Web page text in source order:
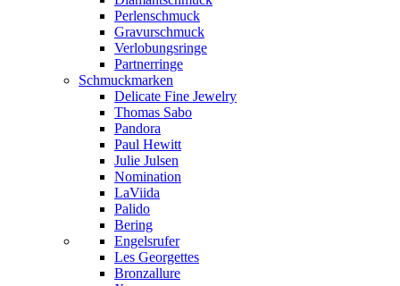
Perlenschmuck
Gravurschmuck
Verlobungsringe
Partnerringe
Schmuckmarken
Delicate Fine Jewelry
Thomas Sabo
Pandora
Paul Hewitt
Julie Julsen
Nomination
LaViida
Palido
Bering
Engelsrufer
Les Georgettes
Bronzallure